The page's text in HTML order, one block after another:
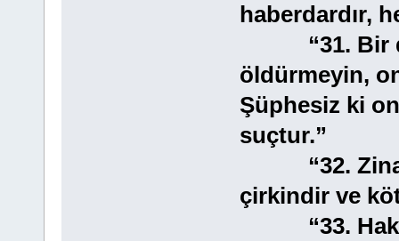
haberdardır,
“31. Bir de
öldürmeyin,
Şüphesiz ki
suçtur.”
“32.
çirkindir ve
“33. Haklı